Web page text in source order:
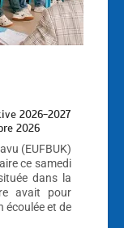
2026-2027
2026
(EUFBUK)
ce samedi
dans la
avait pour
écoulée et de